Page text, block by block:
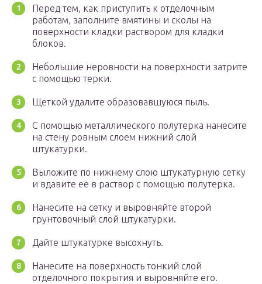
Перед тем, как приступить к отделочным
работам, заполните вмятины и сколы на
поверхности кладки раствором для кладки
блоков.
Небольшие неровности на поверхности затрите
с помощью терки.
Щеткой удалите образовавшуюся пыль.
С помощью металлического полутерка нанесите
на стену ровным слоем нижний слой
штукатурки.
Выложите по нижнему слою штукатурную сетку
и вдавите ее в раствор с помощью полутерка.
Нанесите на сетку и выровняйте второй
грунтовочный слой штукатурки.
Дайте штукатурке высохнуть.
Нанесите на поверхность тонкий слой
отделочного покрытия и выровняйте его.